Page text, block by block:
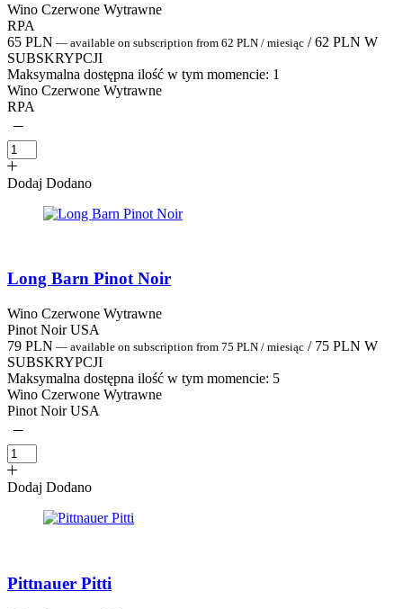
Wino Czerwone Wytrawne
RPA
65 PLN — available on subscription from 62 PLN / miesiąc / 62 PLN W
SUBSKRYPCJI
Maksymalna dostępna ilość w tym momencie: 1
Wino Czerwone Wytrawne
RPA
Dodaj Dodano
Long Barn Pinot Noir
Wino Czerwone Wytrawne
Pinot Noir USA
79 PLN — available on subscription from 75 PLN / miesiąc / 75 PLN W
SUBSKRYPCJI
Maksymalna dostępna ilość w tym momencie: 5
Wino Czerwone Wytrawne
Pinot Noir USA
Dodaj Dodano
Pittnauer Pitti